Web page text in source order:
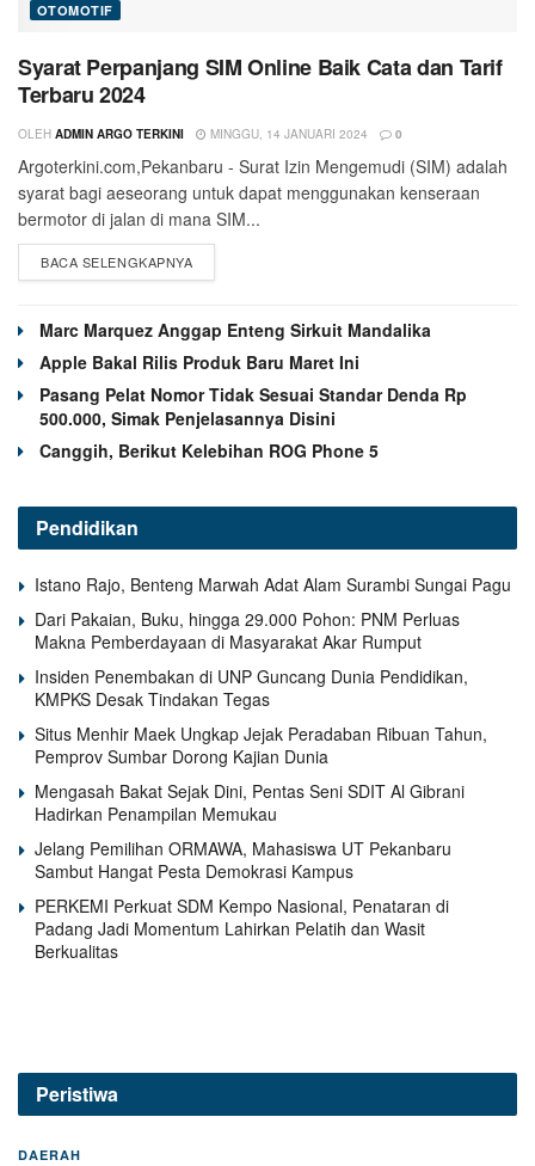
OTOMOTIF
Syarat Perpanjang SIM Online Baik Cata dan Tarif
Terbaru 2024
OLEH ADMIN ARGO TERKINI MINGGU, 14 JANUARI 2024 0
Argoterkini.com,Pekanbaru - Surat Izin Mengemudi (SIM) adalah
syarat bagi aeseorang untuk dapat menggunakan kenseraan
bermotor di jalan di mana SIM...
BACA SELENGKAPNYA
Marc Marquez Anggap Enteng Sirkuit Mandalika
Apple Bakal Rilis Produk Baru Maret Ini
Pasang Pelat Nomor Tidak Sesuai Standar Denda Rp
500.000, Simak Penjelasannya Disini
Canggih, Berikut Kelebihan ROG Phone 5
Pendidikan
Istano Rajo, Benteng Marwah Adat Alam Surambi Sungai Pagu
Dari Pakaian, Buku, hingga 29.000 Pohon: PNM Perluas
Makna Pemberdayaan di Masyarakat Akar Rumput
Insiden Penembakan di UNP Guncang Dunia Pendidikan,
KMPKS Desak Tindakan Tegas
Situs Menhir Maek Ungkap Jejak Peradaban Ribuan Tahun,
Pemprov Sumbar Dorong Kajian Dunia
Mengasah Bakat Sejak Dini, Pentas Seni SDIT Al Gibrani
Hadirkan Penampilan Memukau
Jelang Pemilihan ORMAWA, Mahasiswa UT Pekanbaru
Sambut Hangat Pesta Demokrasi Kampus
PERKEMI Perkuat SDM Kempo Nasional, Penataran di
Padang Jadi Momentum Lahirkan Pelatih dan Wasit
Berkualitas
Peristiwa
DAERAH